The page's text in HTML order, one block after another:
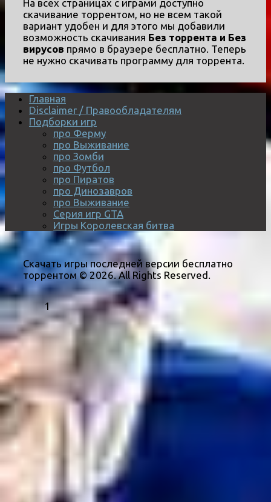
На всех страницах с играми доступно
скачивание торрентом, но не всем такой
вариант удобен и для этого мы добавили
возможность скачивания Без торрента и Без
вирусов прямо в браузере бесплатно. Теперь
не нужно скачивать программу для торрента.
Главная
Disclaimer / Правообладателям
Подборки игр
про Ферму
про Выживание
про Зомби
про Футбол
про Пиратов
про Динозавров
про Выживание
Серия игр GTA
Игры Королевская битва
Скачать игры последней версии бесплатно
торрентом © 2026. All Rights Reserved.
1